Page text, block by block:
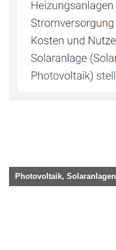
Photovoltaik, Solaranlagen